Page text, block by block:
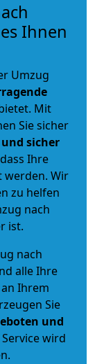
Ihnen
Umzug
Mit
Sie sicher
sicher
Ihre
werden. Wir
zu helfen
nach
ist.
nach
alle Ihre
Ihrem
Sie
und
wird